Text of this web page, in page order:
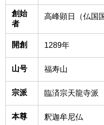
創始
者
高峰顕日（仏国
開創 1289年
山号 福寿山
宗派 臨済宗天龍寺派
本尊 釈迦牟尼仏